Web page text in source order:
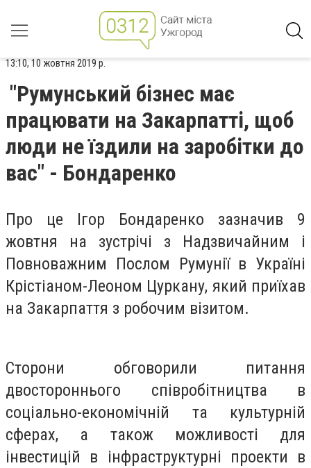
13:10, 10 жовтня 2019 р.
"Румунський бізнес має
працювати на Закарпатті, щоб
люди не їздили на заробітки до
вас" - Бондаренко
Про це Ігор Бондаренко зазначив 9
жовтня на зустрічі з Надзвичайним і
Повноважним Послом Румунії в Україні
Крістіаном-Леоном Цуркану, який приїхав
на Закарпаття з робочим візитом.
Сторони обговорили питання
двостороннього співробітництва в
соціально-економічній та культурній
сферах, а також можливості для
інвестицій в інфраструктурні проекти в